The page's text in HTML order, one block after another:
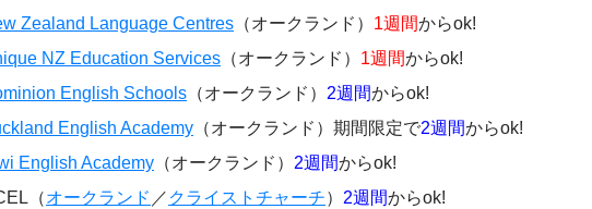
Zealand Language Centres （オークランド） 1週間からok!
NZ Education Services （オークランド） 1週間からok!
English Schools （オークランド） 2週間からok!
English Academy （オークランド）期間限定で2週間からok!
English Academy （オークランド） 2週間からok!
（オークランド ／ クライストチャーチ） 2週間からok!